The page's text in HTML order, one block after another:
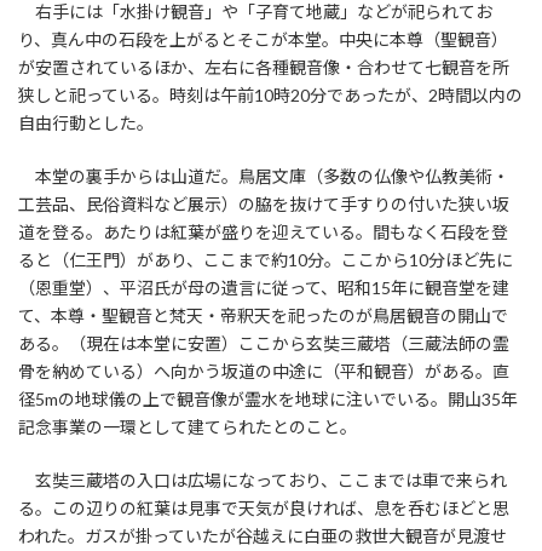
右手には「水掛け観音」や「子育て地蔵」などが祀られてお
り、真ん中の石段を上がるとそこが本堂。中央に本尊（聖観音）
が安置されているほか、左右に各種観音像・合わせて七観音を所
狭しと祀っている。時刻は午前10時20分であったが、2時間以内の
自由行動とした。
本堂の裏手からは山道だ。鳥居文庫（多数の仏像や仏教美術・
工芸品、民俗資料など展示）の脇を抜けて手すりの付いた狭い坂
道を登る。あたりは紅葉が盛りを迎えている。間もなく石段を登
ると（仁王門）があり、ここまで約10分。ここから10分ほど先に
（恩重堂）、平沼氏が母の遺言に従って、昭和15年に観音堂を建
て、本尊・聖観音と梵天・帝釈天を祀ったのが鳥居観音の開山で
ある。（現在は本堂に安置）ここから玄奘三蔵塔（三蔵法師の霊
骨を納めている）へ向かう坂道の中途に（平和観音）がある。直
径5mの地球儀の上で観音像が霊水を地球に注いでいる。開山35年
記念事業の一環として建てられたとのこと。
玄奘三蔵塔の入口は広場になっており、ここまでは車で来られ
る。この辺りの紅葉は見事で天気が良ければ、息を呑むほどと思
われた。ガスが掛っていたが谷越えに白亜の救世大観音が見渡せ